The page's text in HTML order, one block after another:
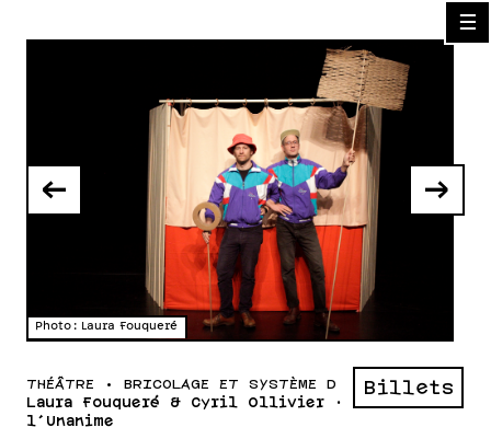
☰
Photo : Laura Fouqueré
← →
Billets
THÉÂTRE • BRICOLAGE ET SYSTÈME D
Laura Fouqueré & Cyril Ollivier · Cie
l'Unanime